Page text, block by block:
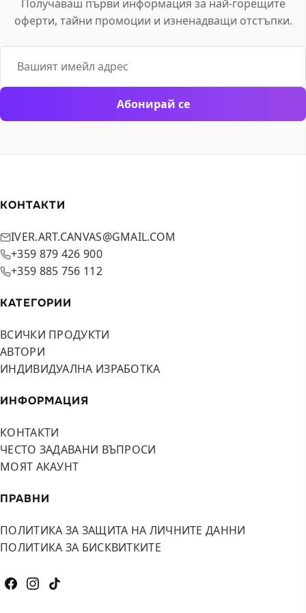
Получаваш първи информация за най-горещите
оферти, тайни промоции и изненадващи отстъпки.
Email
Абонирай се
КОНТАКТИ
IVER.ART.CANVAS@GMAIL.COM
+359 879 426 900
+359 885 756 112
КАТЕГОРИИ
ВСИЧКИ ПРОДУКТИ
АВТОРИ
ИНДИВИДУАЛНА ИЗРАБОТКА
ИНФОРМАЦИЯ
КОНТАКТИ
ЧЕСТО ЗАДАВАНИ ВЪПРОСИ
МОЯТ АКАУНТ
ПРАВНИ
ПОЛИТИКА ЗА ЗАЩИТА НА ЛИЧНИТЕ ДАННИ
ПОЛИТИКА ЗА БИСКВИТКИТЕ